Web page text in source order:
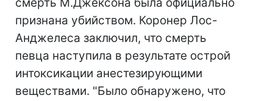
признана убийством. Коронер Лос-
Анджелеса заключил, что смерть
певца наступила в результате острой
интоксикации анестезирующими
веществами. "Было обнаружено, что